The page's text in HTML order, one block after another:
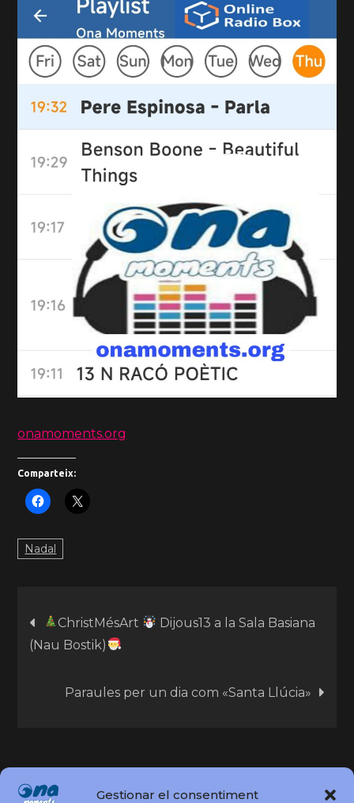
Gestionar el consentiment
onamoments.org
Comparteix:
Nadal
ChristMésArt
Dijous13 a la Sala Basiana
(Nau Bostik)
Paraules per un dia com «Santa Llúcia»